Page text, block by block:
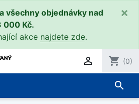
všechny objednávky nad
000 Kč.
akce najdete zde.
×
 shopping_cart (0)
search